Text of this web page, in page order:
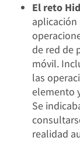
El reto
aplicación
de red de
móvil.
las
elemento
Se
realidad